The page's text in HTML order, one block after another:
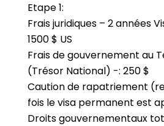
Etape 1:
Frais juridiques – 2 années
1500 $ US
Frais de gouvernement au
(Trésor National) -: 250 $
Caution de rapatriement
fois le visa permanent est
Droits gouvernementaux